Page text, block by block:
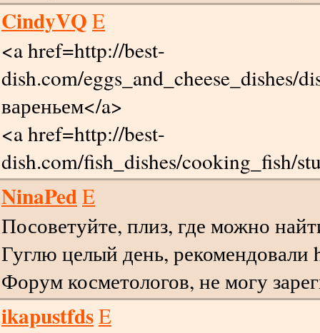
CindyVQ E
<a href=http://best-
dish.com/eggs_and_cheese_dishes/
вареньем</a>
<a href=http://best-
dish.com/fish_dishes/cooking_fish/
NinaPedE
Посоветуйте, плиз, где можно
Гуглю целый день,
Форум косметологов, не могу
ikapustfdsE